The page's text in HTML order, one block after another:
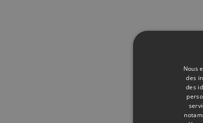
Nous
des
des